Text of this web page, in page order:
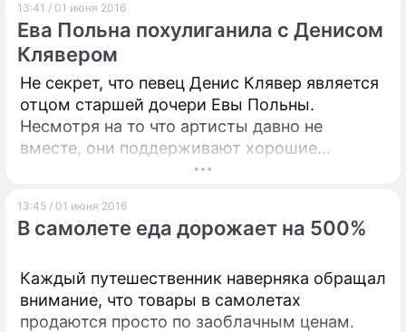
несколько человек как ни в чем не бывало
прошли мимо.
13:41 / 01 июня 2016
Ева Польна похулиганила с Денисом
Клявером
Не секрет, что певец Денис Клявер является
отцом старшей дочери Евы Польны.
Несмотря на то что артисты давно не
вместе, они поддерживают хорошие
13:45 / 01 июня 2016
В самолете еда дорожает на 500%
Каждый путешественник наверняка обращал
внимание, что товары в самолетах
продаются просто по заоблачным ценам.